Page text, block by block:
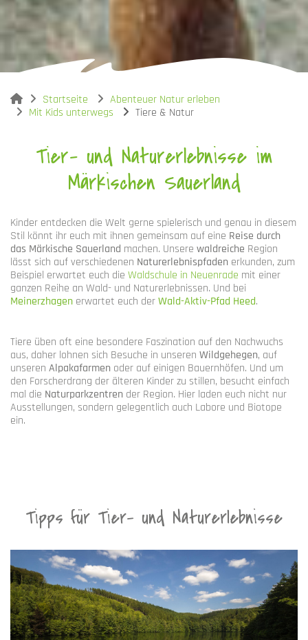
You are here:
Startseite
Abenteuer Natur erleben
Mit Kids unterwegs
Tiere & Natur
Tier- und Naturerlebnisse im
Märkischen Sauerland
Kinder entdecken die Welt gerne spielerisch und genau in diesem
Stil könnt ihr euch mit ihnen gemeinsam auf eine Reise durch
das Märkische Sauerland machen. Unsere waldreiche Region
lässt sich auf verschiedenen Naturerlebnispfaden erkunden, zum
Beispiel erwartet euch die Waldschule in Neuenrade mit einer
ganzen Reihe an Wald- und Naturerlebnissen. Und bei
Meinerzhagen erwartet euch derWald-Aktiv-Pfad Heed.
Tiere üben oft eine besondere Faszination auf den Nachwuchs
aus, daher lohnen sich Besuche in unseren Wildgehegen, auf
unseren Alpakafarmen oder auf einigen Bauernhöfen. Und um
den Forscherdrang der älteren Kinder zu stillen, besucht einfach
mal die Naturparkzentren der Region. Hier laden euch nicht nur
Ausstellungen, sondern gelegentlich auch Labore und Biotope
ein.
Tipps für Tier- und Naturerlebnisse